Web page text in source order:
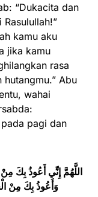
“Dukacita dan
kamu aku
jika kamu
rasa
Abu
wahai
pagi dan
اللَّهُمَّ إِنِّي أَعُوذُ بِكَ
وَأَعُوذُ بِكَ مِنْ